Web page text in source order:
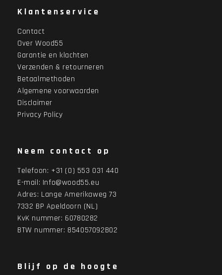
Klantenservice
Contact
Over Wood55
Garantie en klachten
Verzenden & retourneren
Betaalmethoden
Algemene voorwaarden
Disclaimer
Privacy Policy
Neem contact op
Telefoon: +31 (0) 553 031 440
E-mail: Info@wood55.eu
Adres: Lange Amerikaweg 73
7332 BP Apeldoorn (NL)
KvK nummer: 60780282
BTW nummer: 854057092B02
Blijf op de hoogte